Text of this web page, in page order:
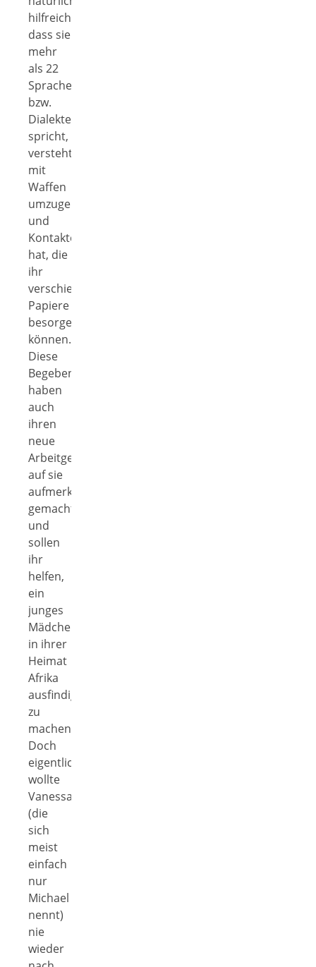
hilfreich,
dass sie
mehr
als 22
Sprachen
bzw.
Dialekte
spricht,
versteht
mit
Waffen
umzugehen
und
Kontakte
hat, die
ihr
verschiedene
Papiere
besorgen
können.
Diese
Begebenheiten
haben
auch
ihren
neue
Arbeitgeber
auf sie
aufmerksam
gemacht
und
sollen
ihr
helfen,
ein
junges
Mädchen
in ihrer
Heimat
Afrika
ausfindig
zu
machen.
Doch
eigentlich
wollte
Vanessa
(die
sich
meist
einfach
nur
Michael
nennt)
nie
wieder